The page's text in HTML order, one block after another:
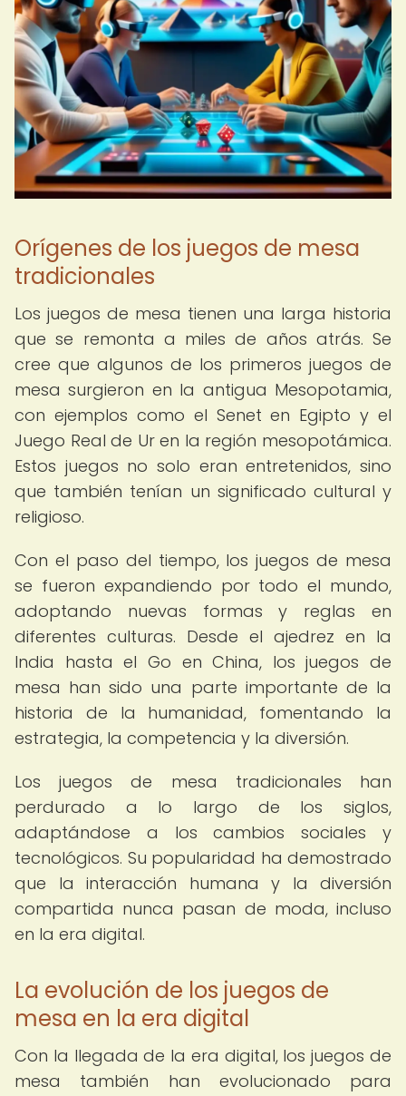
Orígenes de los juegos de mesa
tradicionales
Los juegos de mesa tienen una larga historia
que se remonta a miles de años atrás. Se
cree que algunos de los primeros juegos de
mesa surgieron en la antigua Mesopotamia,
con ejemplos como el Senet en Egipto y el
Juego Real de Ur en la región mesopotámica.
Estos juegos no solo eran entretenidos, sino
que también tenían un significado cultural y
religioso.
Con el paso del tiempo, los juegos de mesa
se fueron expandiendo por todo el mundo,
adoptando nuevas formas y reglas en
diferentes culturas. Desde el ajedrez en la
India hasta el Go en China, los juegos de
mesa han sido una parte importante de la
historia de la humanidad, fomentando la
estrategia, la competencia y la diversión.
Los juegos de mesa tradicionales han
perdurado a lo largo de los siglos,
adaptándose a los cambios sociales y
tecnológicos. Su popularidad ha demostrado
que la interacción humana y la diversión
compartida nunca pasan de moda, incluso
en la era digital.
La evolución de los juegos de
mesa en la era digital
Con la llegada de la era digital, los juegos de
mesa también han evolucionado para